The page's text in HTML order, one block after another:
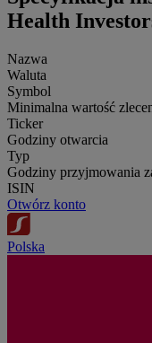
Health
Nazwa
Waluta
Symbol
Minimalna wartość
Ticker
Godziny otwarcia
Typ
Godziny przyjmowania
ISIN
Otwórz konto
Polska